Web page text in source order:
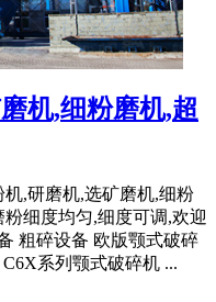
机,细粉磨机,超
,研磨机,选矿磨机,细粉
细度均匀,细度可调,欢迎
粗碎设备 欧版颚式破碎
系列颚式破碎机 ...